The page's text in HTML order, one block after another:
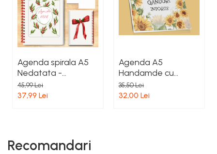
Agenda spirala A5
Nedatata -
Handmade cu
Spirala, Coperti
45,99 Lei
37,99 Lei
Agenda A5
Handamde cu
floarea soarelui,
Format Landscape –
35,50 Lei
32,00 Lei
Recomandari